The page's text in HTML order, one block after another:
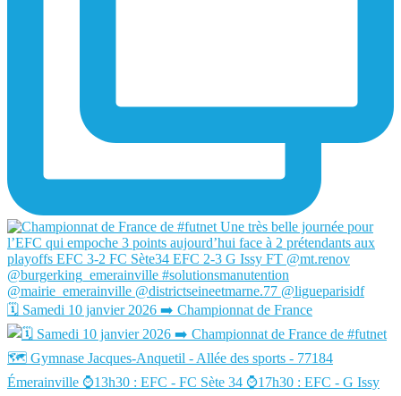
🗓️ Samedi 10 janvier 2026 ➡️ Championnat de France